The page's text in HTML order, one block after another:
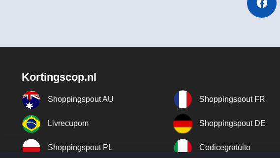
Kortingscop.nl
Shoppingspout AU Shoppingspout FR
Livrecupom Shoppingspout DE
Shoppingspout PL Codicegratuito